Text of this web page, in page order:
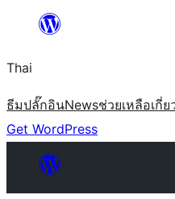
ยัง
เนื้อหา
Thai
ธีมปลั๊กอินNewsช่วยเหลือเกี่
Get WordPress